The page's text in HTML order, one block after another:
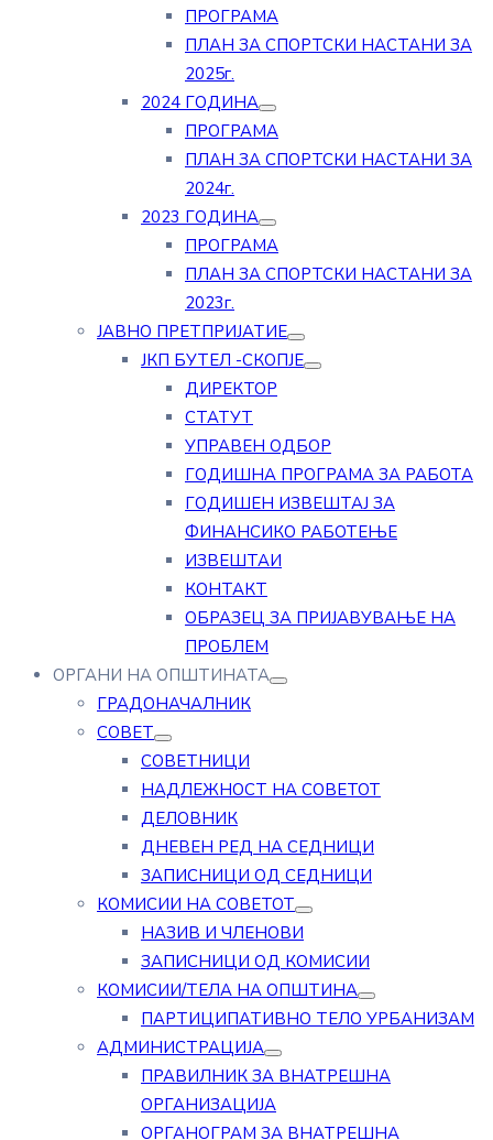
ПРОГРАМА
ПЛАН ЗА СПОРТСКИ НАСТАНИ ЗА
2025г.
2024 ГОДИНА
ПРОГРАМА
ПЛАН ЗА СПОРТСКИ НАСТАНИ ЗА
2024г.
2023 ГОДИНА
ПРОГРАМА
ПЛАН ЗА СПОРТСКИ НАСТАНИ ЗА
2023г.
ЈАВНО ПРЕТПРИЈАТИЕ
ЈКП БУТЕЛ -СКОПЈЕ
ДИРЕКТОР
СТАТУТ
УПРАВЕН ОДБОР
ГОДИШНА ПРОГРАМА ЗА РАБОТА
ГОДИШЕН ИЗВЕШТАЈ ЗА
ФИНАНСИКО РАБОТЕЊЕ
ИЗВЕШТАИ
КОНТАКТ
ОБРАЗЕЦ ЗА ПРИЈАВУВАЊЕ НА
ПРОБЛЕМ
ОРГАНИ НА ОПШТИНАТА
ГРАДОНАЧАЛНИК
СОВЕТ
СОВЕТНИЦИ
НАДЛЕЖНОСТ НА СОВЕТОТ
ДЕЛОВНИК
ДНЕВЕН РЕД НА СЕДНИЦИ
ЗАПИСНИЦИ ОД СЕДНИЦИ
КОМИСИИ НА СОВЕТОТ
НАЗИВ И ЧЛЕНОВИ
ЗАПИСНИЦИ ОД КОМИСИИ
КОМИСИИ/ТЕЛА НА ОПШТИНА
ПАРТИЦИПАТИВНО ТЕЛО УРБАНИЗАМ
АДМИНИСТРАЦИЈА
ПРАВИЛНИК ЗА ВНАТРЕШНА
ОРГАНИЗАЦИЈА
ОРГАНОГРАМ ЗА ВНАТРЕШНА